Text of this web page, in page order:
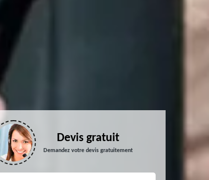
Devis gratuit
Demandez votre devis gratuitement